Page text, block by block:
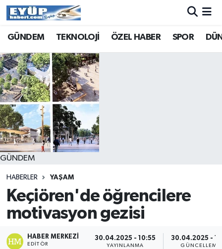
GÜNDEM TEKNOLOJİ ÖZEL HABER SPOR
GÜNDEM
HABERLER YAŞAM
Keçiören'de öğrencilere
motivasyon gezisi
HABER MERKEZI
EDITÖR
30.04.2025 - 10:55
YAYINLANMA
30.04.2025 -
GÜNCELLEME